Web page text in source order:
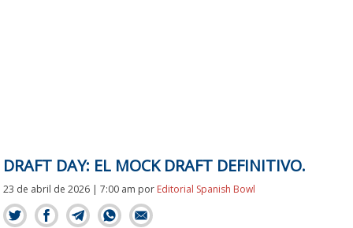
DRAFT DAY: EL MOCK DRAFT DEFINITIVO.
23 de abril de 2026 | 7:00 am por Editorial Spanish Bowl